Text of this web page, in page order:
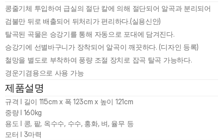
콩줄기체 투입하여 급실의 절단 칼에 의해 절단되어 알곡과 분리되어
검불만 뒤로 배출되어 뒤처리가 편리하다.(실용신안)
탈곡된 곡물은 승강기를 통해 자동으로 포대에 담겨진다.
승강기에 선별바구니가 장착되어 알곡이 깨끗하다. (디자인 등록)
철망을 별도로 부착하여 풍량 조절 장치로 잡곡 탈곡 가능하다.
제품설명
규격 l 길이 115cm x 폭 123cm x 높이 121cm
중량 l 160kg
용도 l 콩, 팥, 옥수수, 수수, 홍화, 벼, 율무 등
모터 l 3마력